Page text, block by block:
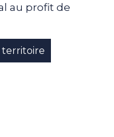
au profit de
territoire